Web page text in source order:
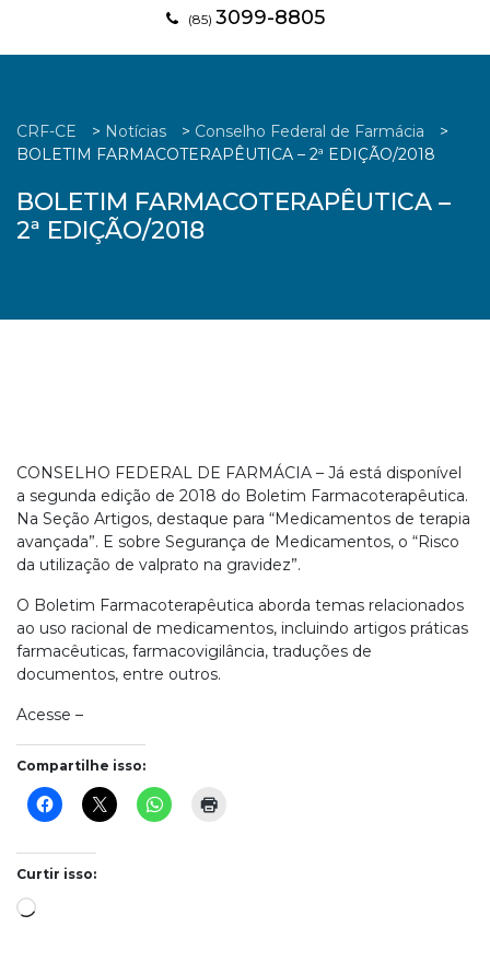
(85) 3099-8805
CRF-CE > Notícias > Conselho Federal de Farmácia
>
BOLETIM FARMACOTERAPÊUTICA – 2ª EDIÇÃO/2018
BOLETIM FARMACOTERAPÊUTICA –
2ª EDIÇÃO/2018
CONSELHO FEDERAL DE FARMÁCIA – Já está disponível
a segunda edição de 2018 do Boletim Farmacoterapêutica.
Na Seção Artigos, destaque para “Medicamentos de terapia
avançada”. E sobre Segurança de Medicamentos, o “Risco
da utilização de valprato na gravidez”.
O Boletim Farmacoterapêutica aborda temas relacionados
ao uso racional de medicamentos, incluindo artigos práticas
farmacêuticas, farmacovigilância, traduções de
documentos, entre outros.
Acesse –
Compartilhe isso:
Curtir isso:
Carregando...